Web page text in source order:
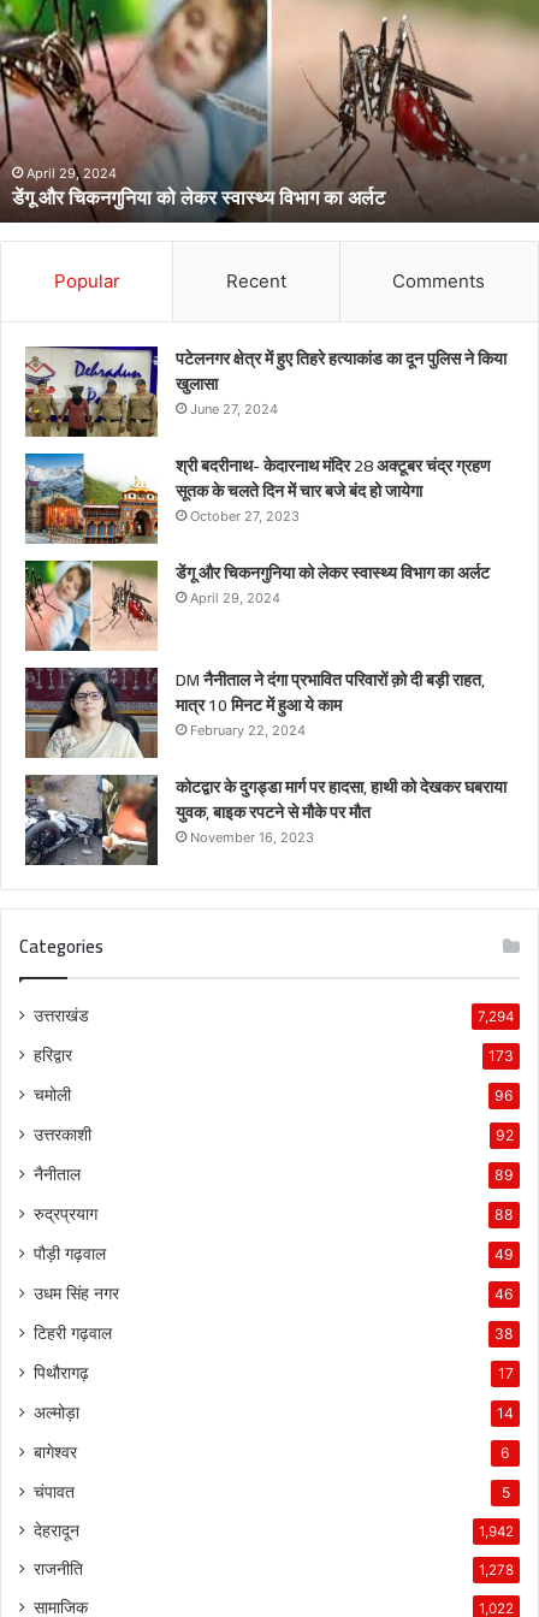
चिकनगुनिया
को
लेकर
स्वास्थ्य
विभाग
का
अर्लटApril 29, 2024
डेंगू और चिकनगुनिया को लेकर स्वास्थ्य विभाग का अर्लट
Popular Recent Comments
पटेलनगर क्षेत्र में हुए तिहरे हत्याकांड का दून पुलिस ने किया
खुलासा
June 27, 2024
श्री बदरीनाथ- केदारनाथ मंदिर 28 अक्टूबर चंद्र ग्रहण
सूतक के चलते दिन में चार बजे बंद हो जायेगा
October 27, 2023
डेंगू और चिकनगुनिया को लेकर स्वास्थ्य विभाग का अर्लट
April 29, 2024
DM नैनीताल ने दंगा प्रभावित परिवारों क़ो दी बड़ी राहत,
मात्र 10 मिनट में हुआ ये काम
February 22, 2024
कोटद्वार के दुगड्डा मार्ग पर हादसा, हाथी को देखकर घबराया
युवक, बाइक रपटने से मौके पर मौत
November 16, 2023
Categories
उत्तराखंड 7,294
हरिद्वार 173
चमोली 96
उत्तरकाशी 92
नैनीताल 89
रुद्रप्रयाग 88
पौड़ी गढ़वाल 49
उधम सिंह नगर 46
टिहरी गढ़वाल 38
पिथौरागढ़ 17
अल्मोड़ा 14
बागेश्वर 6
चंपावत 5
देहरादून 1,942
राजनीति 1,278
सामाजिक 1,022